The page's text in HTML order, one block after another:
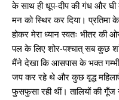
के साथ ही धूप-दीप की गंध और घी
मन को स्थिर कर दिया। प्रतिमा
होकर मेरा ध्यान स्वतः भीतर की
पल के लिए शोर-पश्चात् सब कुछ
मैंने देखा कि आसपास के भक्त
जप कर रहे थे और कुछ वृद्ध
फुसफुसा रही थीं। तालियों की गूँज